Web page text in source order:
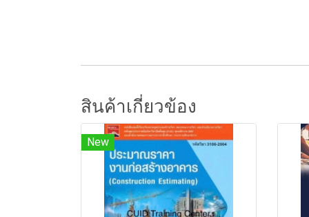
สินค้าเกี่ยวข้อง
New